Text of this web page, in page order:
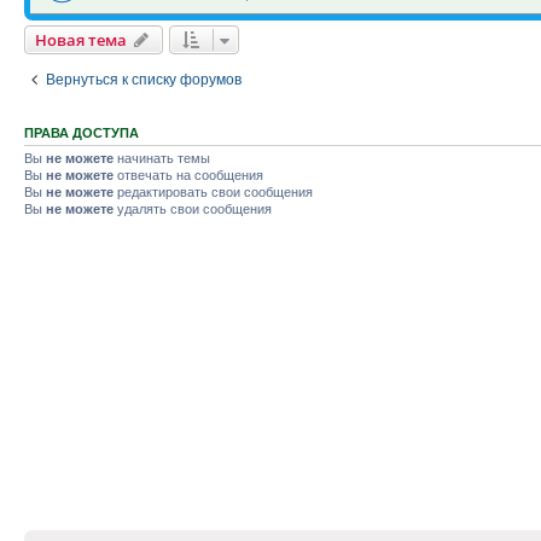
Новая тема
Вернуться к списку форумов
ПРАВА ДОСТУПА
Вы не можете начинать темы
Вы не можете отвечать на сообщения
Вы не можете редактировать свои сообщения
Вы не можете удалять свои сообщения